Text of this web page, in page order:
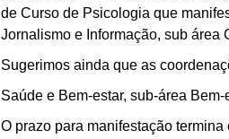
de Curso de Psicologia que
Jornalismo e Informação, sub área
Sugerimos ainda que as
Saúde e Bem-estar, sub-área Bem-
O prazo para manifestação